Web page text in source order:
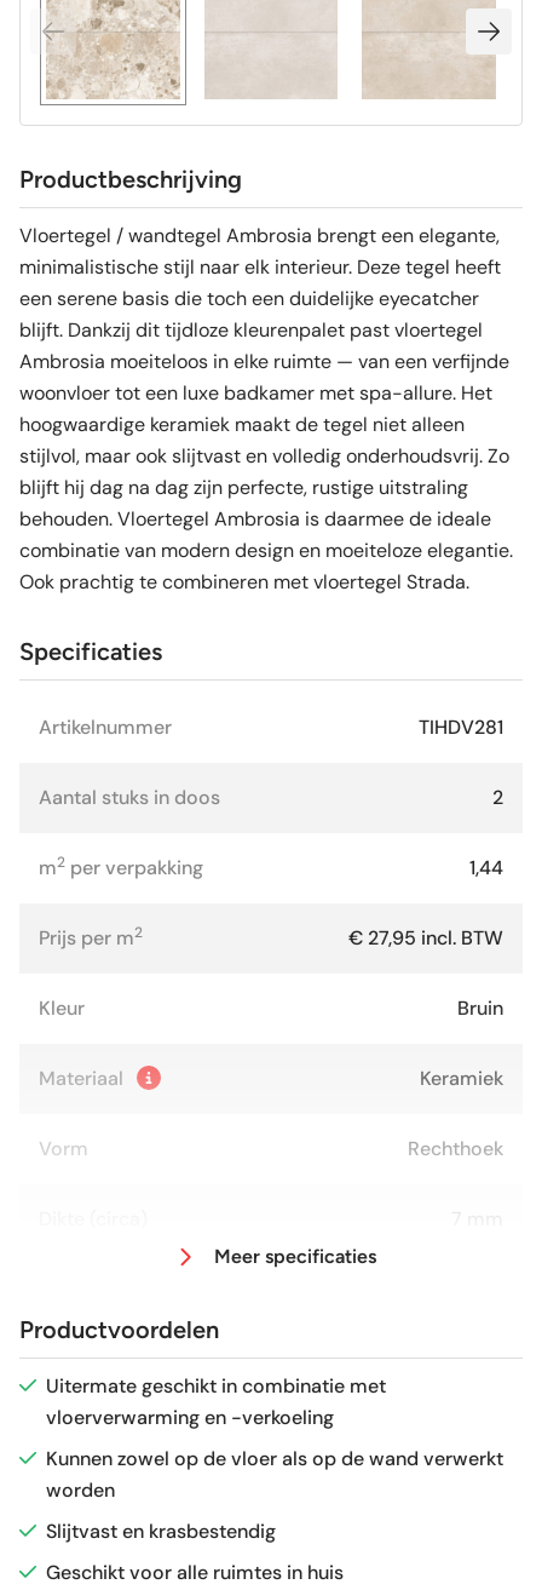
Productbeschrijving
Vloertegel / wandtegel Ambrosia brengt een elegante,
minimalistische stijl naar elk interieur. Deze tegel heeft
een serene basis die toch een duidelijke eyecatcher
blijft. Dankzij dit tijdloze kleurenpalet past vloertegel
Ambrosia moeiteloos in elke ruimte — van een verfijnde
woonvloer tot een luxe badkamer met spa-allure. Het
hoogwaardige keramiek maakt de tegel niet alleen
stijlvol, maar ook slijtvast en volledig onderhoudsvrij. Zo
blijft hij dag na dag zijn perfecte, rustige uitstraling
behouden. Vloertegel Ambrosia is daarmee de ideale
combinatie van modern design en moeiteloze elegantie.
Ook prachtig te combineren met vloertegel Strada.
Specificaties
Artikelnummer TIHDV281
Aantal stuks in doos 2
m2 per verpakking 1,44
Prijs per m2 € 27,95 incl. BTW
Kleur Bruin
Materiaal Keramiek
Vorm Rechthoek
Antislipwaarde R9
Glans / Mat
Gerectificeerd
Vorstbestendig
Meer specificaties
Productvoordelen
Uitermate geschikt in combinatie met
vloerverwarming en -verkoeling
Kunnen zowel op de vloer als op de wand verwerkt
worden
Slijtvast en krasbestendig
Geschikt voor alle ruimtes in huis